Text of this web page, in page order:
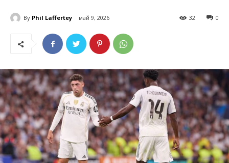
By Phil Laffertey май 9, 2026 0
32